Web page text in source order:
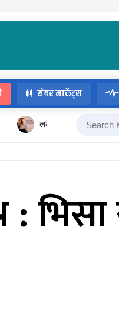
सेयर मार्केट्स
लगानी बोर्ड
: